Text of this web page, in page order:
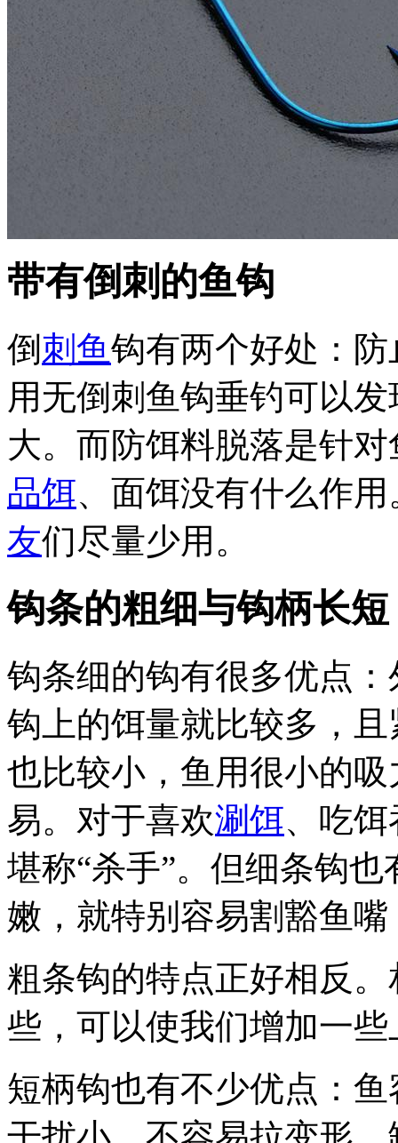
带有倒刺的鱼钩
倒刺鱼钩有两个好处：
用无倒刺鱼钩垂钓可以
大。而防饵料脱落是针
品饵、面饵没有什么作
友们尽量少用。
钩条的粗细与钩柄长短
钩条细的钩有很多优点
钩上的饵量就比较多，
也比较小，鱼用很小的
易。对于喜欢涮饵、吃
堪称“杀手”。但细条钩
嫩，就特别容易割豁鱼
粗条钩的特点正好相反
些，可以使我们增加一
短柄钩也有不少优点：